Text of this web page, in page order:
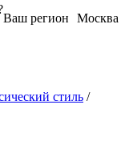
Москва
Ваш регион
стиль /